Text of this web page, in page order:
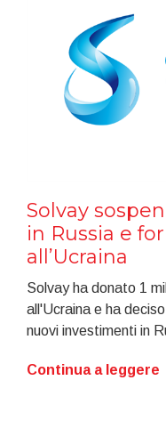
Solvay
in Russia e
all’Ucraina
Solvay ha donato 1
all'Ucraina e ha
nuovi investimenti in
Continua a leggere